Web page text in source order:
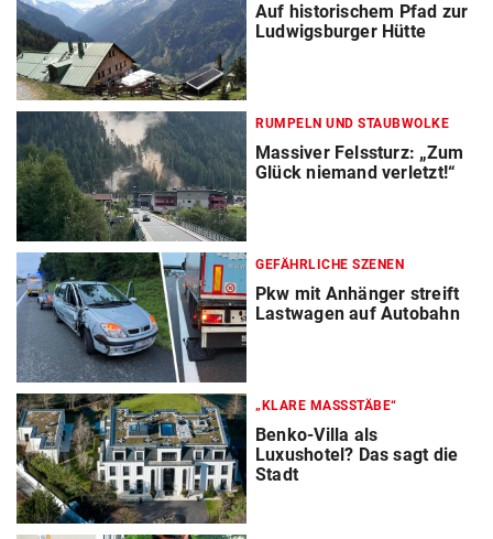
Auf historischem Pfad zur
Ludwigsburger Hütte
RUMPELN UND STAUBWOLKE
Massiver Felssturz: „Zum
Glück niemand verletzt!“
GEFÄHRLICHE SZENEN
Pkw mit Anhänger streift
Lastwagen auf Autobahn
„KLARE MASSSTÄBE“
Benko-Villa als
Luxushotel? Das sagt die
Stadt